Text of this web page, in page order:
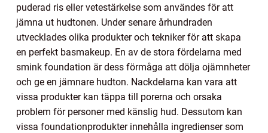
puderad ris eller vetestärkelse som användes för att
jämna ut hudtonen. Under senare århundraden
utvecklades olika produkter och tekniker för att skapa
en perfekt basmakeup. En av de stora fördelarna med
smink foundation är dess förmåga att dölja ojämnheter
och ge en jämnare hudton. Nackdelarna kan vara att
vissa produkter kan täppa till porerna och orsaka
problem för personer med känslig hud. Dessutom kan
vissa foundationprodukter innehålla ingredienser som